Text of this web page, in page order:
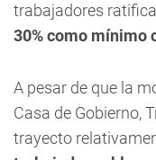
trabajadores
30% como mínimo
A pesar de que la
Casa de Gobierno,
trayecto